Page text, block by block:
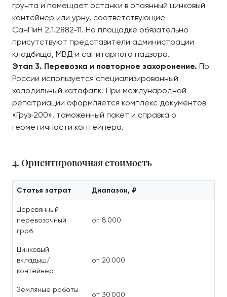
грунта и помещает останки в опаянный цинковый
контейнер или урну, соответствующие
СанПиН 2.1.2882‑11. На площадке обязательно
присутствуют представители администрации
кладбища, МВД и санитарного надзора.
Этап 3. Перевозка и повторное захоронение. По
России используется специализированный
холодильный катафалк. При международной
репатриации оформляется комплекс документов
«Груз‑200», таможенный пакет и справка о
герметичности контейнера.
4. Ориентировочная стоимость
Статья затрат Диапазон, ₽
Деревянный
перевозочный
гроб
от 8 000
Цинковый
вкладыш/
контейнер
от 20 000
Земляные работы
от 30 000